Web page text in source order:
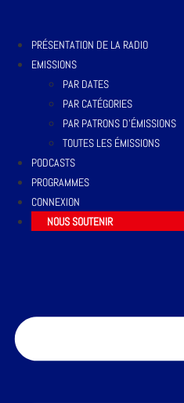
PRÉSENTATION DE LA RADIO
EMISSIONS
PAR DATES
PAR CATÉGORIES
PAR PATRONS D’ÉMISSIONS
TOUTES LES ÉMISSIONS
PODCASTS
PROGRAMMES
CONNEXION
NOUS SOUTENIR